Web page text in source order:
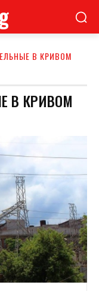
В КРИВОМ
В КРИВОМ